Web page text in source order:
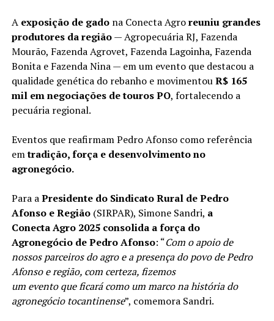
A exposição de gadona Conecta Agroreuniu grandes
produtores da região— Agropecuária RJ, Fazenda
Mourão, Fazenda Agrovet, Fazenda Lagoinha, Fazenda
Bonita e Fazenda Nina — em um evento que destacou a
qualidade genética do rebanho e movimentouR$ 165
mil em negociações de touros PO, fortalecendo a
pecuária regional.
Eventos que reafirmam Pedro Afonso como referência
emtradição, força e desenvolvimento no
agronegócio.
Para aPresidente do Sindicato Rural de Pedro
Afonso e Região(SIRPAR), Simone Sandri, a
Conecta Agro 2025 consolida a força do
Agronegócio de Pedro Afonso: “Com o apoio de
nossos parceiros do agro e a presença do povo de Pedro
Afonso e região, com certeza, fizemos
um evento que ficará como um marco na história do
agronegócio tocantinense”, comemora Sandri.